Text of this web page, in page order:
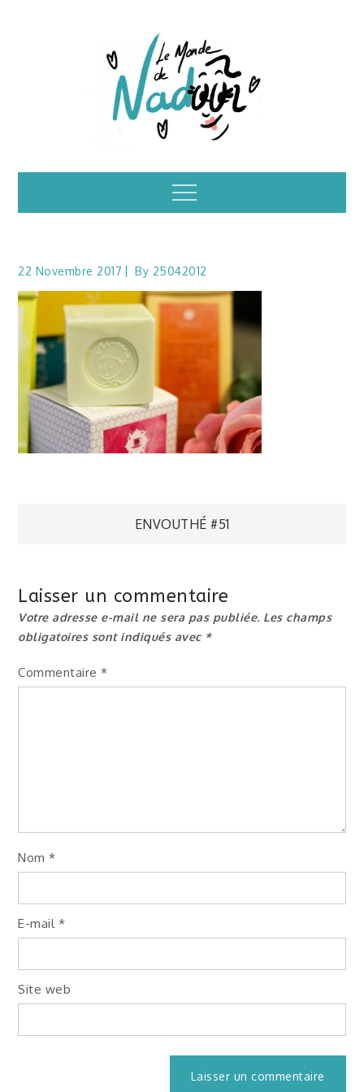
Illustrations – le
monde de Nadoo
Menu
22 Novembre 2017 By 25042012
Navigation
l’article
ENVOUTHÉ #51
Laisser un commentaire
Votre adresse e-mail ne sera pas publiée. Les champs
obligatoires sont indiqués avec *
Commentaire*
Nom*
E-mail *
Site web